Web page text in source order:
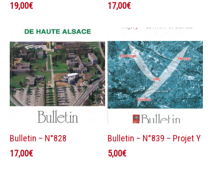
19,00€
17,00€
Ajouter au panier
Bulletin – N°828
17,00€
Ajouter au panier
Bulletin – N°839 – Projet Y
5,00€